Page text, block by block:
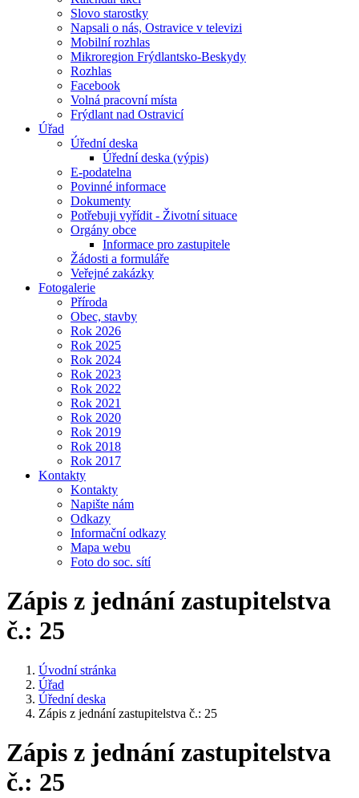
Slovo starostky
Napsali o nás, Ostravice v televizi
Mobilní rozhlas
Mikroregion Frýdlantsko-Beskydy
Rozhlas
Facebook
Volná pracovní místa
Frýdlant nad Ostravicí
Úřad
Úřední deska
Úřední deska (výpis)
E-podatelna
Povinné informace
Dokumenty
Potřebuji vyřídit - Životní situace
Orgány obce
Informace pro zastupitele
Žádosti a formuláře
Veřejné zakázky
Fotogalerie
Příroda
Obec, stavby
Rok 2026
Rok 2025
Rok 2024
Rok 2023
Rok 2022
Rok 2021
Rok 2020
Rok 2019
Rok 2018
Rok 2017
Kontakty
Kontakty
Napište nám
Odkazy
Informační odkazy
Mapa webu
Foto do soc. sítí
Zápis z jednání zastupitelstva
č.: 25
Úvodní stránka
Úřad
Úřední deska
Zápis z jednání zastupitelstva č.: 25
Zápis z jednání zastupitelstva
č.: 25